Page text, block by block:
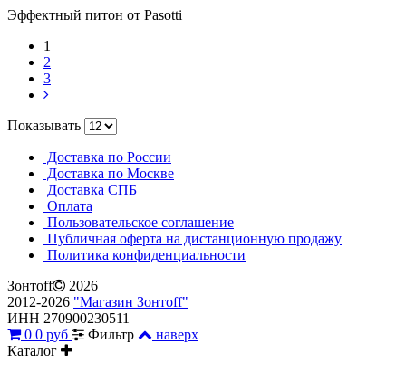
Эффектный питон от Pasotti
1
2
3
Показывать
Доставка по России
Доставка по Москве
Доставка СПБ
Оплата
Пользовательское соглашение
Публичная оферта на дистанционную продажу
Политика конфиденциальности
Зонтoff
2026
2012-2026 "Магазин Зонтoff"
ИНН 270900230511
0 0 руб Фильтр
наверх
Каталог